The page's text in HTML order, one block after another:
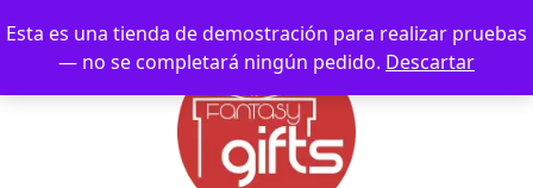
Esta es una tienda de demostración para realizar pruebas
— no se completará ningún pedido. Descartar